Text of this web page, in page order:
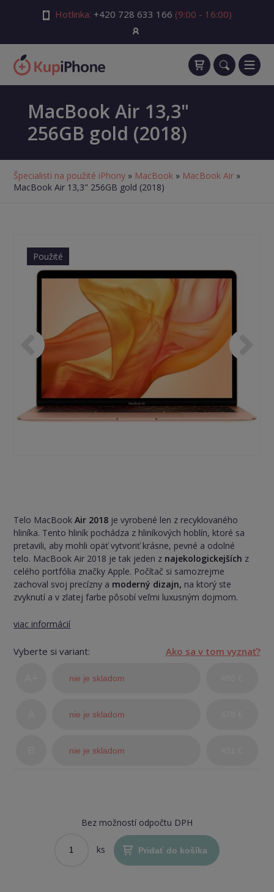
Hotlinka: +420 728 633 166 (9:00 - 16:00)
MacBook Air 13,3"
256GB gold (2018)
Špecialisti na použité iPhony » MacBook » MacBook Air »
MacBook Air 13,3" 256GB gold (2018)
Použité
Telo MacBookAir 2018 je vyrobené len z recyklovaného
hliníka. Tento hliník pochádza z hliníkových hoblín, ktoré sa
pretavili, aby mohli opäť vytvoriť krásne, pevné a odolné
telo. MacBook Air 2018 je tak jeden z najekologickejších z
celého portfólia značky Apple. Počítač si samozrejme
zachoval svoj precízny a moderný dizajn, na ktorý ste
zvyknutí a v zlatej farbe pôsobí veľmi luxusným dojmom.
viac informácií
Vyberte si variant: Ako sa v tom vyznať?
nie je skladom
nie je skladom
nie je skladom
Bez možností odpočtu DPH
ks Pridať do košíka